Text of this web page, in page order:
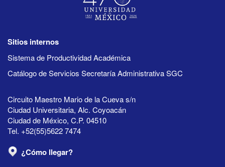
Sitios internos
Sistema de Productividad Académica
Catálogo de Servicios Secretaría Administrativa SGC
Circuito Maestro Mario de la Cueva s/n
Ciudad Universitaria, Alc. Coyoacán
Ciudad de México, C.P. 04510
Tel. +52(55)5622 7474
¿Cómo llegar?